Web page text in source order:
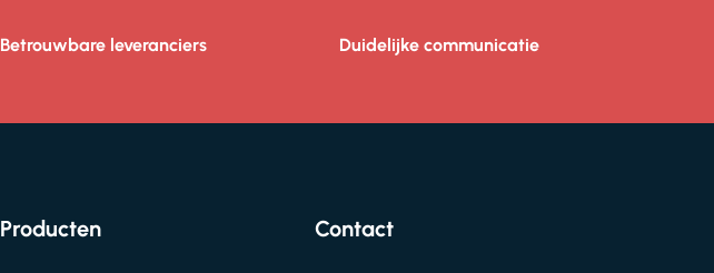
Betrouwbare leveranciers Duidelijke communicatie
Producten Contact